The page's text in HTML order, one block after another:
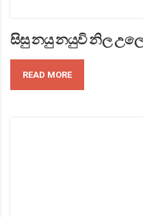
සිසු නයු නයුවි නිල
READ MORE